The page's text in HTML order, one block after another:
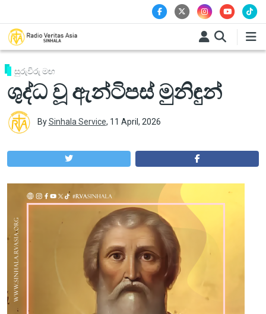
සුරුවිරු මඟ
ශුද්ධ වූ ඇන්ටිපස් මුනිඳුන්
BySinhala Service, 11 April, 2026